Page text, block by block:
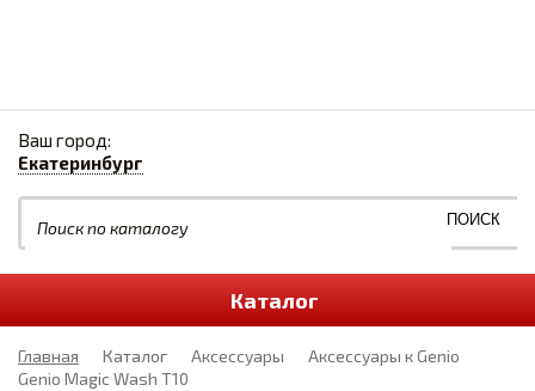
Ваш город:
Екатеринбург
Каталог
Главная Каталог Аксессуары
Аксессуары к Genio
Genio Magic Wash T10